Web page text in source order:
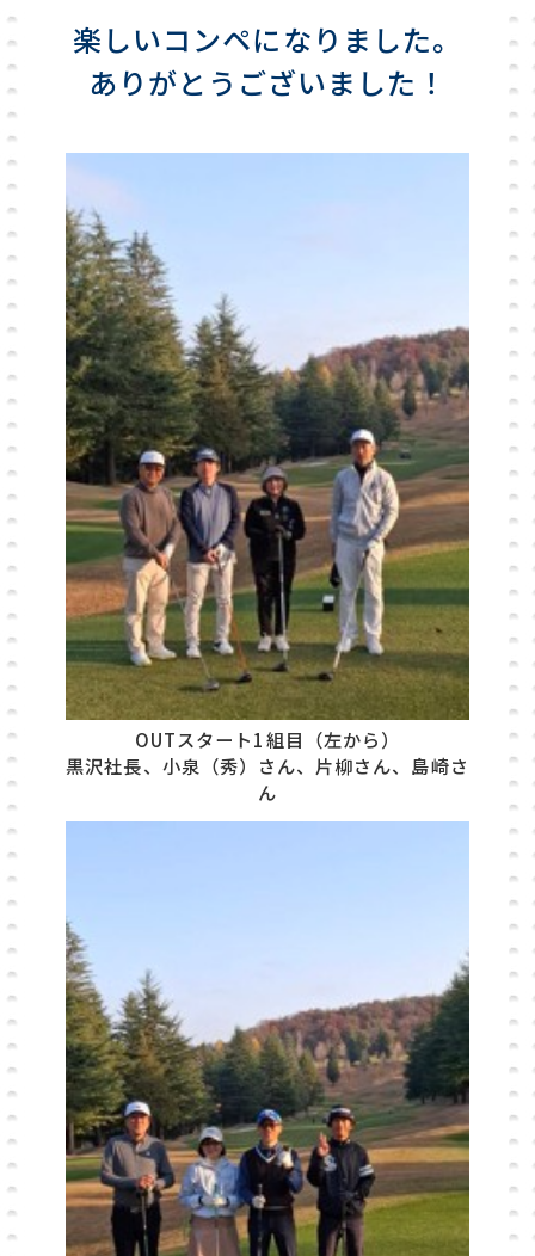
楽しいコンペになりました。
ありがとうございました！
OUTスタート1組目（左から）
黒沢社長、小泉（秀）さん、片柳さん、島崎さ
ん